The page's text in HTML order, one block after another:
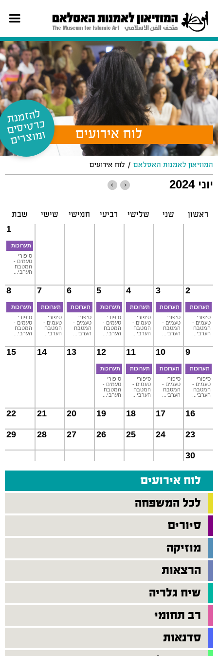
לוח אירועים
המוזיאון לאמנות האסלאם / לוח אירועים
יוני 2024
שבת שישי חמישי רביעי שלישי שני ראשון
1
תערוכות
סיפורי
טעמים -
המטבח
הערבי...
2
תערוכות
סיפורי
טעמים -
המטבח
הערבי...
3
תערוכות
סיפורי
טעמים -
המטבח
הערבי...
4
תערוכות
סיפורי
טעמים -
המטבח
הערבי...
5
תערוכות
סיפורי
טעמים -
המטבח
הערבי...
6
תערוכות
סיפורי
טעמים -
המטבח
הערבי...
7
תערוכות
סיפורי
טעמים -
המטבח
הערבי...
8
תערוכות
סיפורי
טעמים -
המטבח
הערבי...
9
תערוכות
סיפורי
טעמים -
המטבח
הערבי...
10
תערוכות
סיפורי
טעמים -
המטבח
הערבי...
11
תערוכות
סיפורי
טעמים -
המטבח
הערבי...
12
תערוכות
סיפורי
טעמים -
המטבח
הערבי...
13
14
15
16
17
18
19
20
21
22
23
24
25
26
27
28
29
30
לוח אירועים
לכל המשפחה
סיורים
מוזיקה
הרצאות
שיח גלריה
רב תחומי
סדנאות
ל
ה
זמ
נת
כ
רט
יס
ים
ומ
וצ
רים